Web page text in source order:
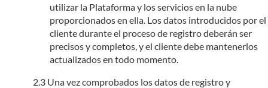
utilizar la Plataforma y los servicios en la nube
proporcionados en ella. Los datos introducidos por el
cliente durante el proceso de registro deberán ser
precisos y completos, y el cliente debe mantenerlos
actualizados en todo momento.
Una vez comprobados los datos de registro y